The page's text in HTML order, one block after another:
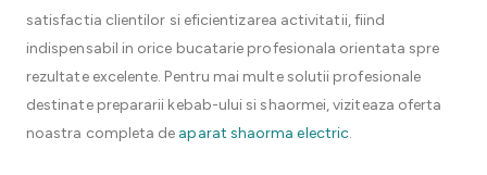
satisfactia clientilor si eficientizarea activitatii, fiind
indispensabil in orice bucatarie profesionala orientata spre
rezultate excelente. Pentru mai multe solutii profesionale
destinate prepararii kebab-ului si shaormei, viziteaza oferta
noastra completa de aparat shaorma electric.